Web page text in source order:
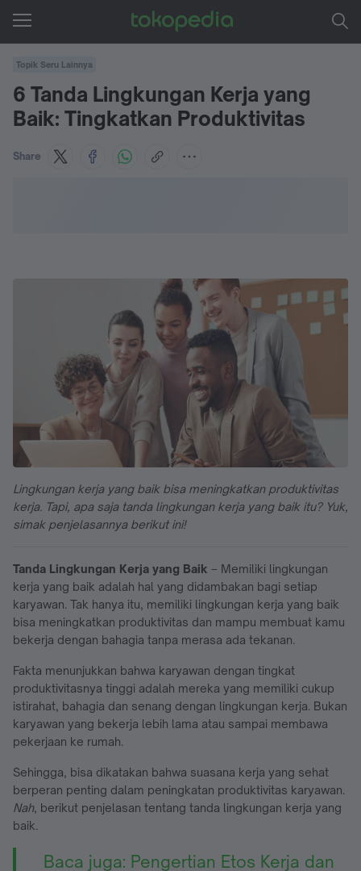
Topik Seru Lainnya
6 Tanda Lingkungan Kerja yang
Baik: Tingkatkan Produktivitas
Share
Lingkungan kerja yang baik bisa meningkatkan produktivitas
kerja. Tapi, apa saja tanda lingkungan kerja yang baik itu? Yuk,
simak penjelasannya berikut ini!
Tanda Lingkungan Kerja yang Baik – Memiliki lingkungan
kerja yang baik adalah hal yang didambakan bagi setiap
karyawan. Tak hanya itu, memiliki lingkungan kerja yang baik
bisa meningkatkan produktivitas dan mampu membuat kamu
bekerja dengan bahagia tanpa merasa ada tekanan.
Fakta menunjukkan bahwa karyawan dengan tingkat
produktivitasnya tinggi adalah mereka yang memiliki cukup
istirahat, bahagia dan senang dengan lingkungan kerja. Bukan
karyawan yang bekerja lebih lama atau sampai membawa
pekerjaan ke rumah.
Sehingga, bisa dikatakan bahwa suasana kerja yang sehat
berperan penting dalam peningkatan produktivitas karyawan.
Nah, berikut penjelasan tentang tanda lingkungan kerja yang
baik.
Baca juga: Pengertian Etos Kerja dan